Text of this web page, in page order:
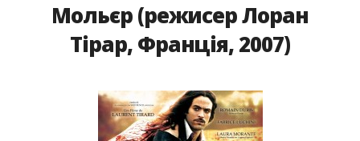
Мольєр (режисер Лоран
Тірар, Франція, 2007)